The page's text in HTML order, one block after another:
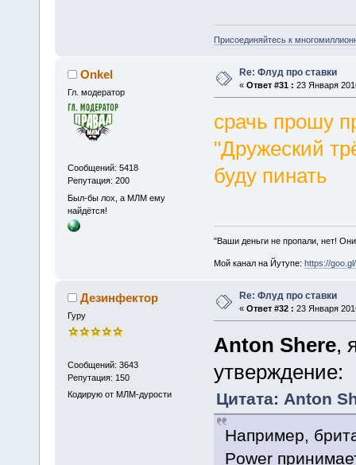
Присоединяйтесь к
Onkel
Гл. модератор
Сообщений: 5418
Репутация: 200
Был-бы лох, а МЛМ ему
найдётся!
Re: Флуд про ставки
« Ответ #31 : 23 Января
срачь прошу
"Дружеский
буду пинать
"Ваши деньги не пропали, нет!
Мой канал на Йутупе: https://
Дезинфектор
Гуру
Сообщений: 3643
Репутация: 150
Кодирую от МЛМ-дурости
Re: Флуд про ставки
« Ответ #32 : 23 Января
Anton Shere,
утверждение:
Цитата: Anton
Например,
Power